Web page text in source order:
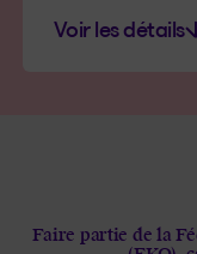
Voir les détails
Faire partie de la